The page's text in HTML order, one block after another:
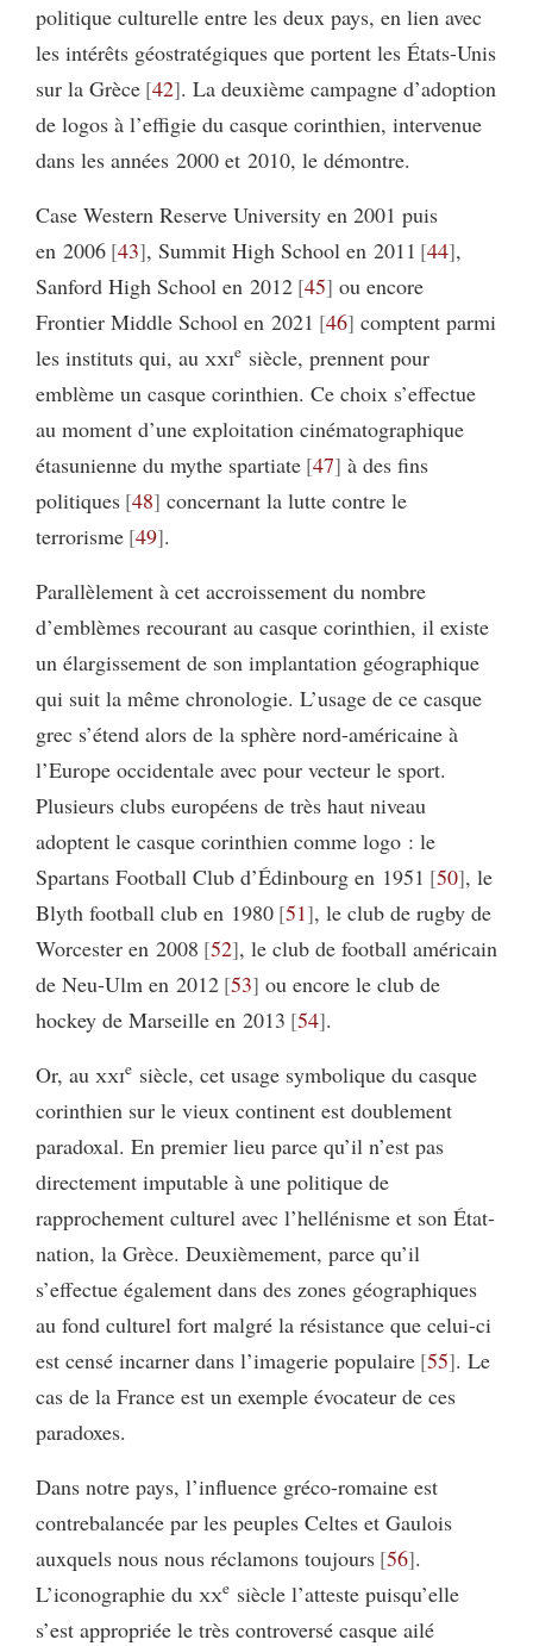
politique culturelle entre les deux pays, en lien avec
les intérêts géostratégiques que portent les États-Unis
sur la Grèce 42 . La deuxième campagne d’adoption
de logos à l’effigie du casque corinthien, intervenue
dans les années 2000 et 2010, le démontre.
Case Western Reserve University en 2001 puis
en 2006 43 , Summit High School en 2011 44 ,
Sanford High School en 2012 45 ou encore
Frontier Middle School en 2021 46 comptent parmi
les instituts qui, au xxie siècle, prennent pour
emblème un casque corinthien. Ce choix s’effectue
au moment d’une exploitation cinématographique
étasunienne du mythe spartiate 47 à des fins
politiques 48 concernant la lutte contre le
terrorisme 49 .
Parallèlement à cet accroissement du nombre
d’emblèmes recourant au casque corinthien, il existe
un élargissement de son implantation géographique
qui suit la même chronologie. L’usage de ce casque
grec s’étend alors de la sphère nord-américaine à
l’Europe occidentale avec pour vecteur le sport.
Plusieurs clubs européens de très haut niveau
adoptent le casque corinthien comme logo : le
Spartans Football Club d’Édinbourg en 1951 50 , le
Blyth football club en 1980 51 , le club de rugby de
Worcester en 2008 52 , le club de football américain
de Neu-Ulm en 2012 53 ou encore le club de
hockey de Marseille en 2013 54 .
Or, au xxie siècle, cet usage symbolique du casque
corinthien sur le vieux continent est doublement
paradoxal. En premier lieu parce qu’il n’est pas
directement imputable à une politique de
rapprochement culturel avec l’hellénisme et son État-
nation, la Grèce. Deuxièmement, parce qu’il
s’effectue également dans des zones géographiques
au fond culturel fort malgré la résistance que celui-ci
est censé incarner dans l’imagerie populaire 55 . Le
cas de la France est un exemple évocateur de ces
paradoxes.
Dans notre pays, l’influence gréco-romaine est
contrebalancée par les peuples Celtes et Gaulois
auxquels nous nous réclamons toujours 56 .
L’iconographie du xxe siècle l’atteste puisqu’elle
s’est appropriée le très controversé casque ailé